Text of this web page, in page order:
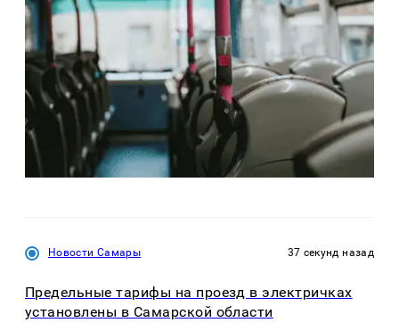
Новости Самары 37 секунд назад
Предельные тарифы на проезд в электричках
установлены в Самарской области